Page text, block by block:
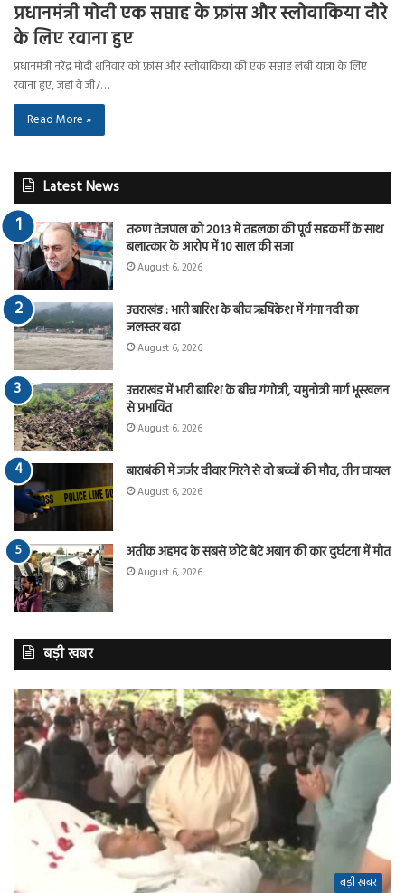
प्रधानमंत्री मोदी एक सप्ताह के फ्रांस और स्लोवाकिया दौरे
के लिए रवाना हुए
प्रधानमंत्री नरेंद्र मोदी शनिवार को फ्रांस और स्लोवाकिया की एक सप्ताह लंबी यात्रा के लिए
रवाना हुए, जहां वे जी7…
Read More »
Latest News
तरुण तेजपाल को 2013 में तहलका की पूर्व सहकर्मी के साथ
बलात्कार के आरोप में 10 साल की सजा
August 6, 2026
उत्तराखंड : भारी बारिश के बीच ऋषिकेश में गंगा नदी का
जलस्तर बढ़ा
August 6, 2026
उत्तराखंड में भारी बारिश के बीच गंगोत्री, यमुनोत्री मार्ग भूस्खलन
से प्रभावित
August 6, 2026
बाराबंकी में जर्जर दीवार गिरने से दो बच्चों की मौत, तीन घायल
August 6, 2026
अतीक अहमद के सबसे छोटे बेटे अबान की कार दुर्घटना में मौत
August 6, 2026
बड़ी खबर
बड़ी खबर